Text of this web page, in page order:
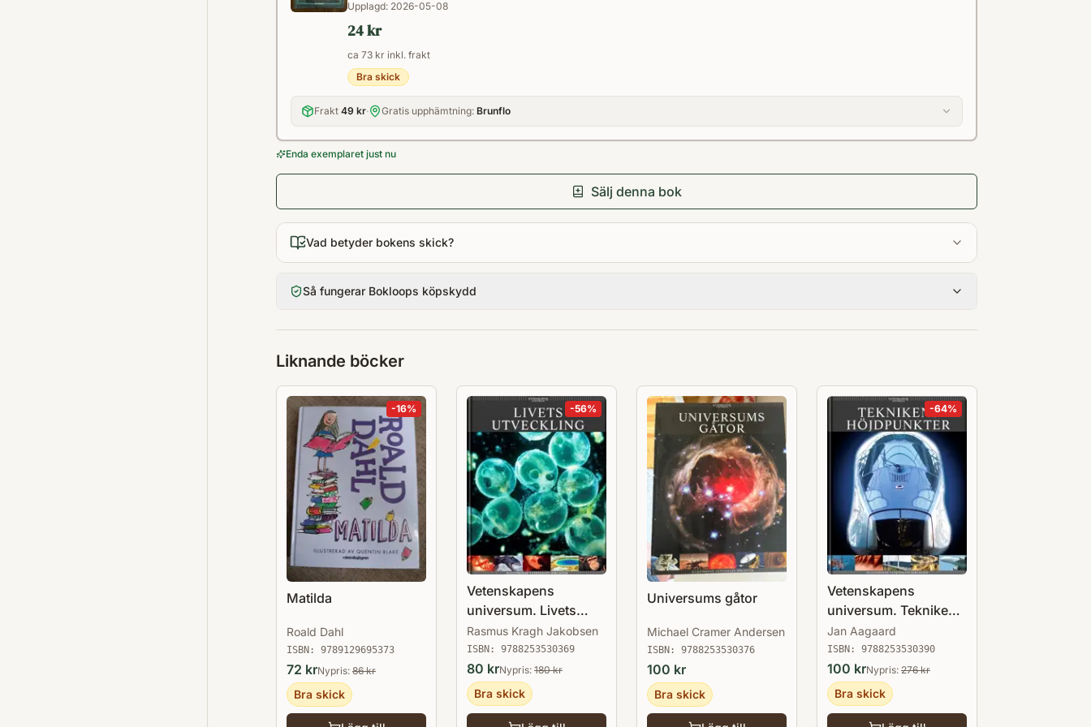
Upplagd: 2026-05-08
24 kr
ca 73 kr inkl. frakt
Bra skick
Frakt 49 kr· Gratis upphämtning: Brunflo
Enda exemplaret just nu
Sälj denna bok
Vad betyder bokens skick?
Så fungerar Bokloops köpskydd
Liknande böcker
-16%
Matilda
Roald Dahl
ISBN: 9789129695373
72 krNypris: 86kr
Bra skick
-56%
Vetenskapens
universum. Livets
utveckling
Rasmus Kragh Jakobsen
ISBN: 9788253530369
80 krNypris: 180kr
Bra skick
Universums gåtor
Michael Cramer Andersen
ISBN: 9788253530376
100 kr
Bra skick
-64%
Vetenskapens
universum. Teknikens
höjdpunkter
Jan Aagaard
ISBN: 9788253530390
100 krNypris: 276kr
Bra skick